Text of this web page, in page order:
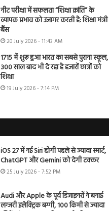
नीट परीक्षा में सफलता “शिक्षा क्रांति” के
व्यापक प्रभाव को उजागर करती है: शिक्षा मंत्री
बैंस
20 July 2026 - 11:43 AM
1715 में शुरू हुआ भारत का सबसे पुराना स्कूल,
300 साल बाद भी दे रहा है हजारों छात्रों को
शिक्षा
19 July 2026 - 7:14 PM
iOS 27 में नई Siri होगी पहले से ज्यादा स्मार्ट,
ChatGPT और Gemini को देगी टक्कर
25 July 2026 - 7:52 PM
Audi और Apple के पूर्व डिजाइनरों ने बनाई
लग्जरी इलेक्ट्रिक बग्गी, 100 किमी से ज्यादा